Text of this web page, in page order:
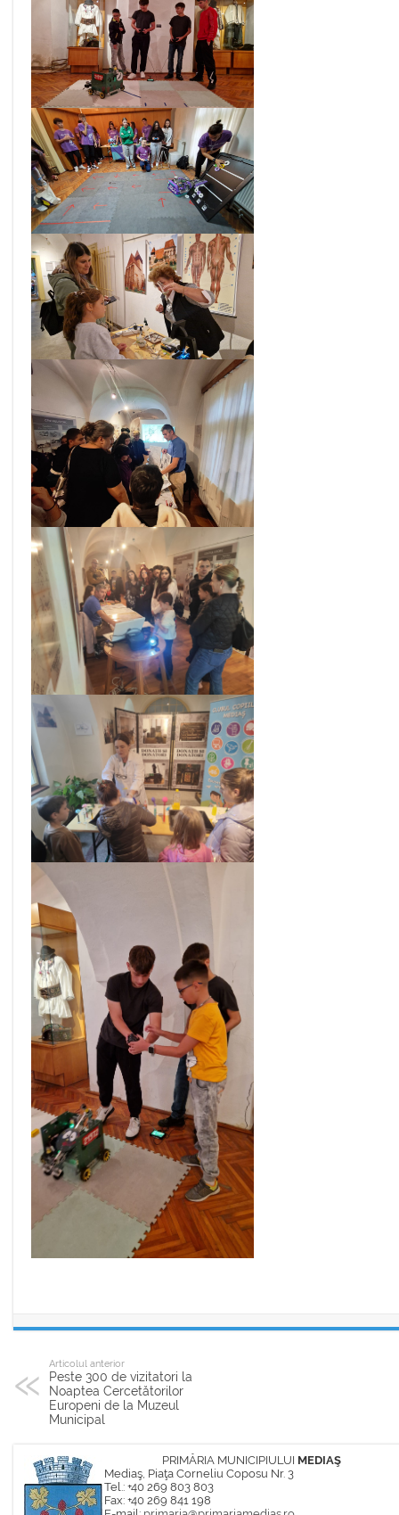
Articolul anterior
Peste 300 de vizitatori la
Noaptea Cercetătorilor
Europeni de la Muzeul
Municipal
PRIMĂRIA MUNICIPIULUI MEDIAŞ
Mediaş, Piaţa Corneliu Coposu Nr. 3
Tel.: +40 269 803 803
Fax: +40 269 841 198